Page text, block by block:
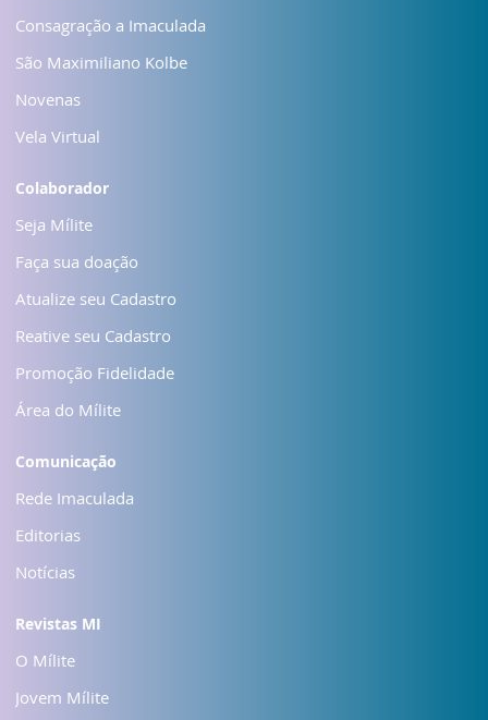
Consagração a Imaculada
São Maximiliano Kolbe
Novenas
Vela Virtual
Colaborador
Seja Mílite
Faça sua doação
Atualize seu Cadastro
Reative seu Cadastro
Promoção Fidelidade
Área do Mílite
Comunicação
Rede Imaculada
Editorias
Notícias
Revistas MI
O Mílite
Jovem Mílite